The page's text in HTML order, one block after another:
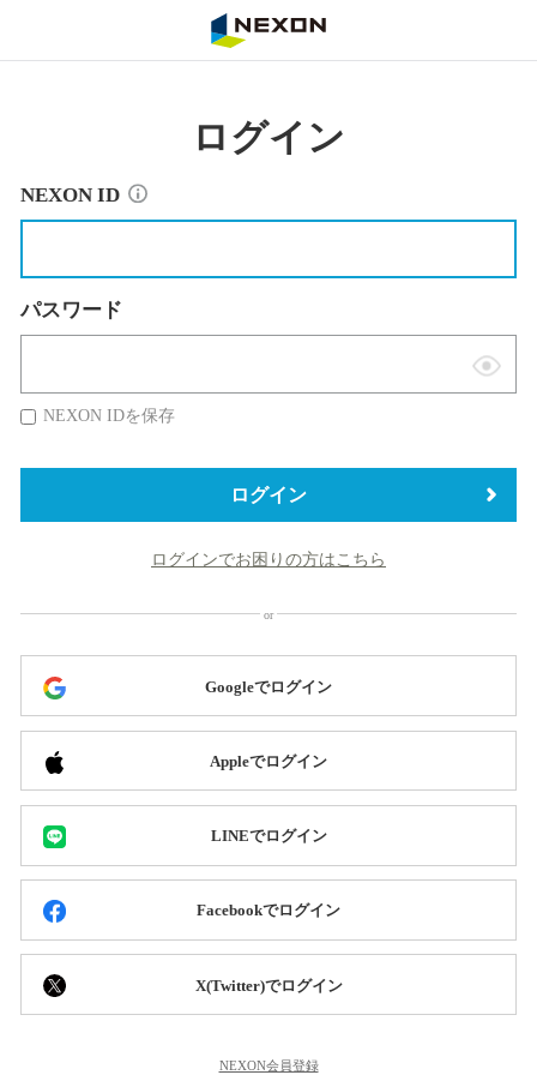
ログイン
NEXON ID
パスワード
表
替
NEXON IDを保存
ログイン
ログインでお困りの方はこちら
Googleでログイン
Appleでログイン
LINEでログイン
Facebookでログイン
X(Twitter)でログイン
NEXON会員登録